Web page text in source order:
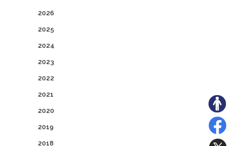
2026
2025
2024
2023
2022
2021
2020
2019
2018